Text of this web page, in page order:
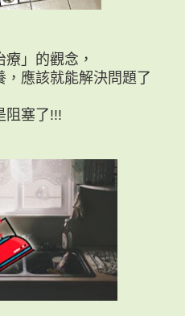
」的觀念，
應該就能解決問題了
阻塞了!!!